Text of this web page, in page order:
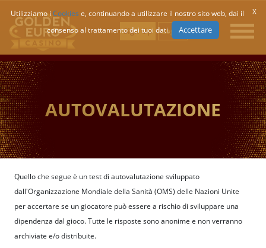
X
Utilizziamo i Cookies e, continuando a utilizzare il nostro sito web, dai il
consenso al trattamento dei tuoi dati.
Accettare
Sign Up Log In
AUTOVALUTAZIONE
Quello che segue è un test di autovalutazione sviluppato
dall'Organizzazione Mondiale della Sanità (OMS) delle Nazioni Unite
per accertare se un giocatore può essere a rischio di sviluppare una
dipendenza dal gioco. Tutte le risposte sono anonime e non verranno
archiviate e/o distribuite.